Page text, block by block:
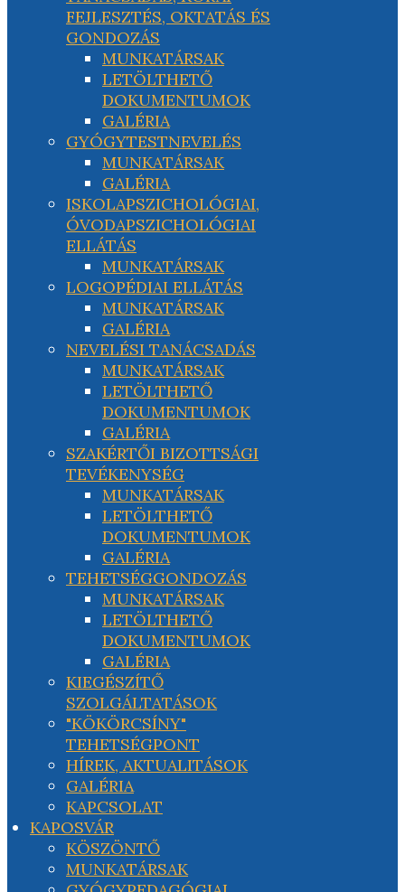
FEJLESZTÉS, OKTATÁS ÉS
GONDOZÁS
MUNKATÁRSAK
LETÖLTHETŐ
DOKUMENTUMOK
GALÉRIA
GYÓGYTESTNEVELÉS
MUNKATÁRSAK
GALÉRIA
ISKOLAPSZICHOLÓGIAI,
ÓVODAPSZICHOLÓGIAI
ELLÁTÁS
MUNKATÁRSAK
LOGOPÉDIAI ELLÁTÁS
MUNKATÁRSAK
GALÉRIA
NEVELÉSI TANÁCSADÁS
MUNKATÁRSAK
LETÖLTHETŐ
DOKUMENTUMOK
GALÉRIA
SZAKÉRTŐI BIZOTTSÁGI
TEVÉKENYSÉG
MUNKATÁRSAK
LETÖLTHETŐ
DOKUMENTUMOK
GALÉRIA
TEHETSÉGGONDOZÁS
MUNKATÁRSAK
LETÖLTHETŐ
DOKUMENTUMOK
GALÉRIA
KIEGÉSZÍTŐ
SZOLGÁLTATÁSOK
"KÖKÖRCSÍNY"
TEHETSÉGPONT
HÍREK, AKTUALITÁSOK
GALÉRIA
KAPCSOLAT
KAPOSVÁR
KÖSZÖNTŐ
MUNKATÁRSAK